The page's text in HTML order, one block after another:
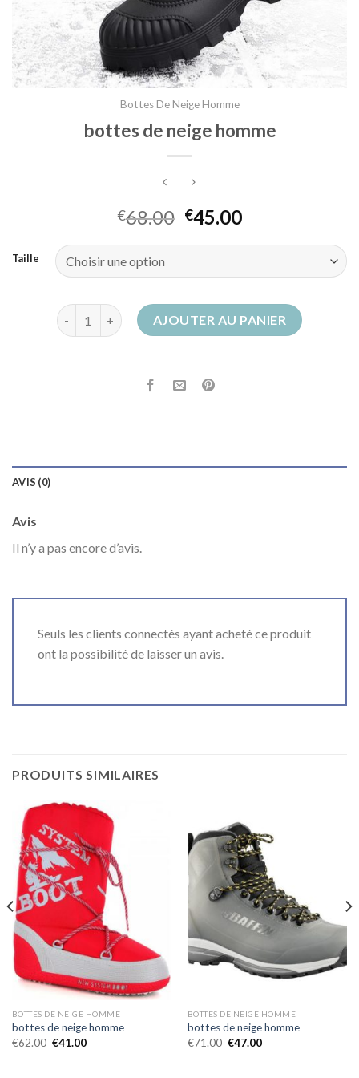
Bottes De Neige Homme
bottes de neige homme
€68.00 €45.00
Taille
quantité de bottes de neige homme
AJOUTER AU PANIER
AVIS (0)
Avis
Il n’y a pas encore d’avis.
Seuls les clients connectés ayant acheté ce produit
ont la possibilité de laisser un avis.
PRODUITS SIMILAIRES
BOTTES DE NEIGE HOMME
bottes de neige homme
€62.00 €41.00
BOTTES DE NEIGE HOMME
bottes de neige homme
€71.00 €47.00